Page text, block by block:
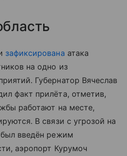
зафиксирована атака
на одно из
Губернатор Вячеслав
факт прилёта, отметив,
работают на месте,
В связи с угрозой на
введён режим
аэропорт Курумоч